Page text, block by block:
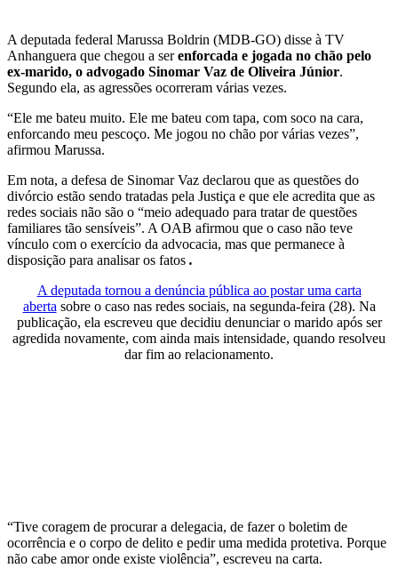
A deputada federal Marussa Boldrin (MDB-GO) disse à TV
Anhanguera que chegou a serenforcada e jogada no chão pelo
ex-marido, o advogado Sinomar Vaz de Oliveira Júnior.
Segundo ela, as agressões ocorreram várias vezes.
“Ele me bateu muito. Ele me bateu com tapa, com soco na cara,
enforcando meu pescoço. Me jogou no chão por várias vezes”,
afirmou Marussa.
Em nota, a defesa de Sinomar Vaz declarou que as questões do
divórcio estão sendo tratadas pela Justiça e que ele acredita que as
redes sociais não são o “meio adequado para tratar de questões
familiares tão sensíveis”. A OAB afirmou que o caso não teve
vínculo com o exercício da advocacia, mas que permanece à
disposição para analisar os fatos .
A deputada tornou a denúncia pública ao postar uma carta
aberta sobre o caso nas redes sociais, na segunda-feira (28). Na
publicação, ela escreveu que decidiu denunciar o marido após ser
agredida novamente, com ainda mais intensidade, quando resolveu
dar fim ao relacionamento.
“Tive coragem de procurar a delegacia, de fazer o boletim de
ocorrência e o corpo de delito e pedir uma medida protetiva. Porque
não cabe amor onde existe violência”, escreveu na carta.